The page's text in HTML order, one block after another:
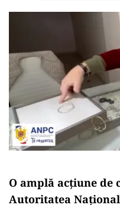
O amplă acțiune de
Autoritatea